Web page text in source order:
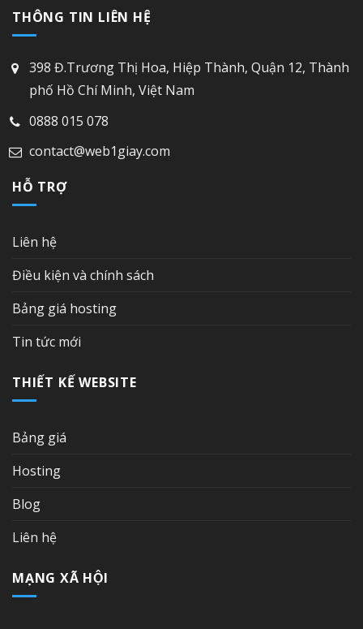
THÔNG TIN LIÊN HỆ
398 Đ.Trương Thị Hoa, Hiệp Thành, Quận 12, Thành
phố Hồ Chí Minh, Việt Nam
0888 015 078
contact@web1giay.com
HỖ TRỢ
Liên hệ
Điều kiện và chính sách
Bảng giá hosting
Tin tức mới
THIẾT KẾ WEBSITE
Bảng giá
Hosting
Blog
Liên hệ
MẠNG XÃ HỘI